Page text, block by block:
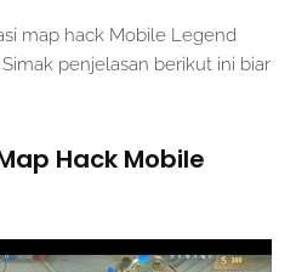
map hack Mobile Legend
penjelasan berikut ini biar
Hack Mobile